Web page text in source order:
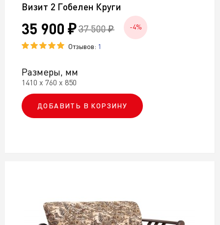
Визит 2 Гобелен Круги
35 900 ₽ 37 500 ₽ -4%
Отзывов: 1
Размеры, мм
1410 х 760 х 850
ДОБАВИТЬ В КОРЗИНУ